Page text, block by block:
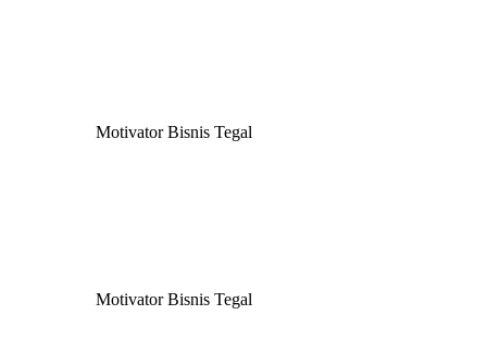
Motivator Bisnis Tegal
Motivator Bisnis Tegal